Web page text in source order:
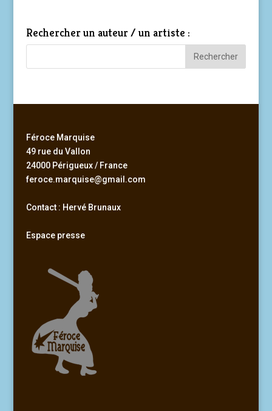
Rechercher un auteur / un artiste :
Féroce Marquise
49 rue du Vallon
24000 Périgueux / France
feroce.marquise@gmail.com
Contact : Hervé Brunaux
Espace presse